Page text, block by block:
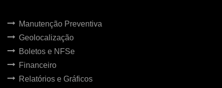
Manutenção Preventiva
Geolocalização
Boletos e NFSe
Financeiro
Relatórios e Gráficos